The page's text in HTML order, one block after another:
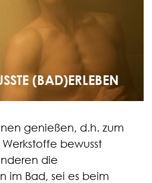
(BAD)ERLEBEN
genießen, d.h. zum
bewusst
die
im Bad, sei es beim